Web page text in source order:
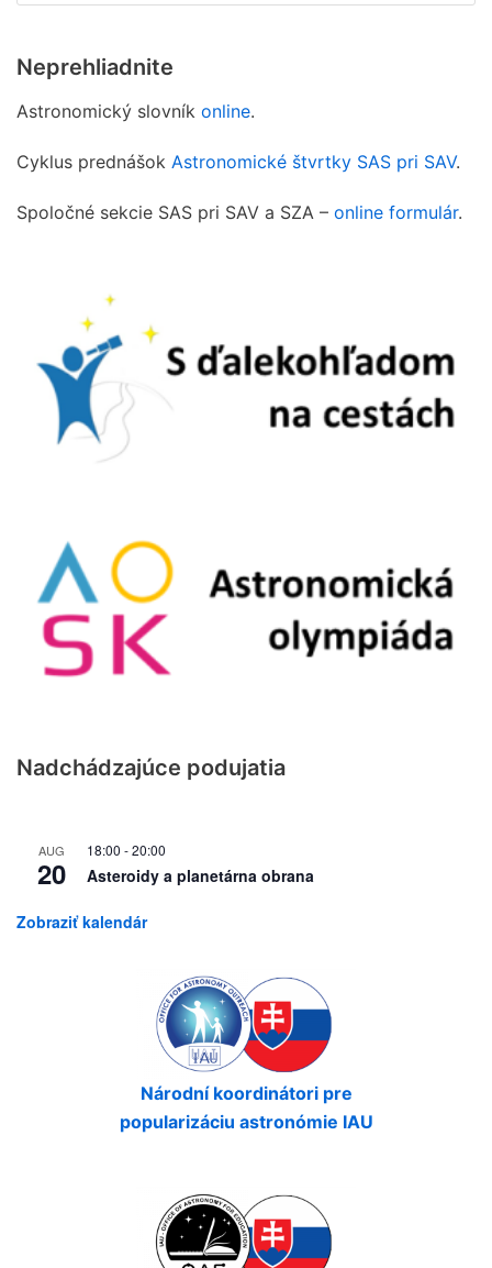
Neprehliadnite
Astronomický slovník online.
Cyklus prednášok Astronomické štvrtky SAS pri SAV.
Spoločné sekcie SAS pri SAV a SZA – online formulár.
Nadchádzajúce podujatia
AUG
20
18:00 -20:00
Asteroidy a planetárna obrana
Zobraziť kalendár
Národní koordinátori pre
popularizáciu astronómie IAU